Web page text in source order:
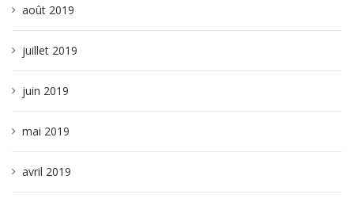
août 2019
juillet 2019
juin 2019
mai 2019
avril 2019